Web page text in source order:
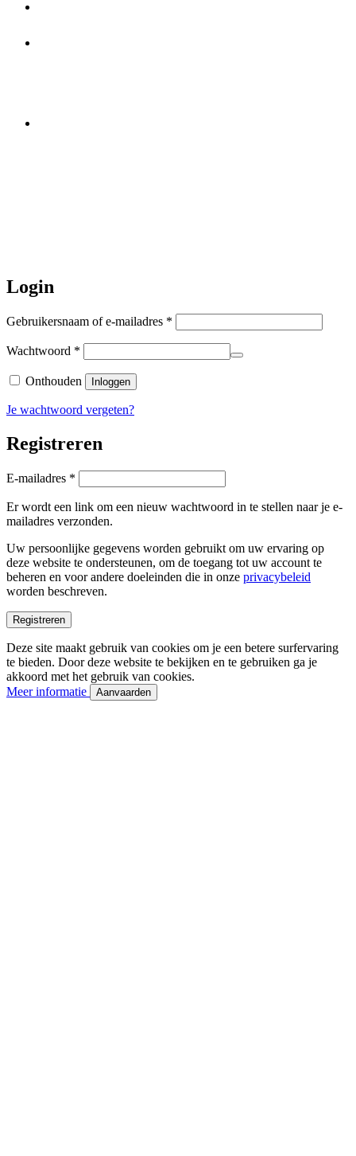
Login
Gebruikersnaam of e-mailadres *
Wachtwoord *
Onthouden Inloggen
Je wachtwoord vergeten?
Registreren
E-mailadres *
Er wordt een link om een nieuw wachtwoord in te stellen naar je e-
mailadres verzonden.
Uw persoonlijke gegevens worden gebruikt om uw ervaring op
deze website te ondersteunen, om de toegang tot uw account te
beheren en voor andere doeleinden die in onze privacybeleid
worden beschreven.
Registreren
Deze site maakt gebruik van cookies om je een betere surfervaring
te bieden. Door deze website te bekijken en te gebruiken ga je
akkoord met het gebruik van cookies.
Meer informatie
Aanvaarden